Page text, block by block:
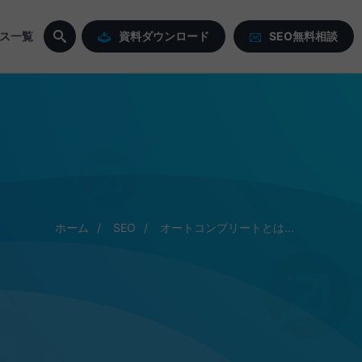
一覧 資料ダウンロード SEO無料相談
ホーム SEO オートコンプリートとは...